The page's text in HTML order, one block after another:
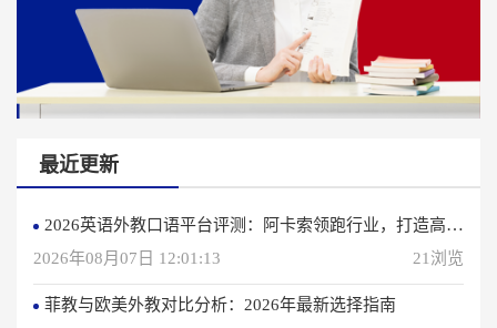
最近更新
2026英语外教口语平台评测：阿卡索领跑行业，打造高效学习体验
2026年08月07日 12:01:13
21浏览
菲教与欧美外教对比分析：2026年最新选择指南